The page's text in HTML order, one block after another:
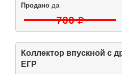
Продано да
700
Коллектор впускной с
ЕГР